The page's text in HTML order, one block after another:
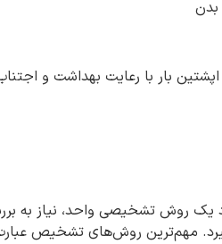
بار با رعایت بهداشت و
یک روش تشخیصی واحد، نیاز به
مهم‌ترین روش‌های تشخیص